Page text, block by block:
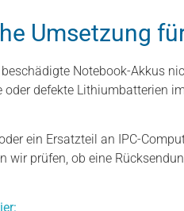
Umsetzung
Notebook-Akkus
defekte Lithiumbatterien
ein Ersatzteil an IPC-
wir prüfen, ob eine